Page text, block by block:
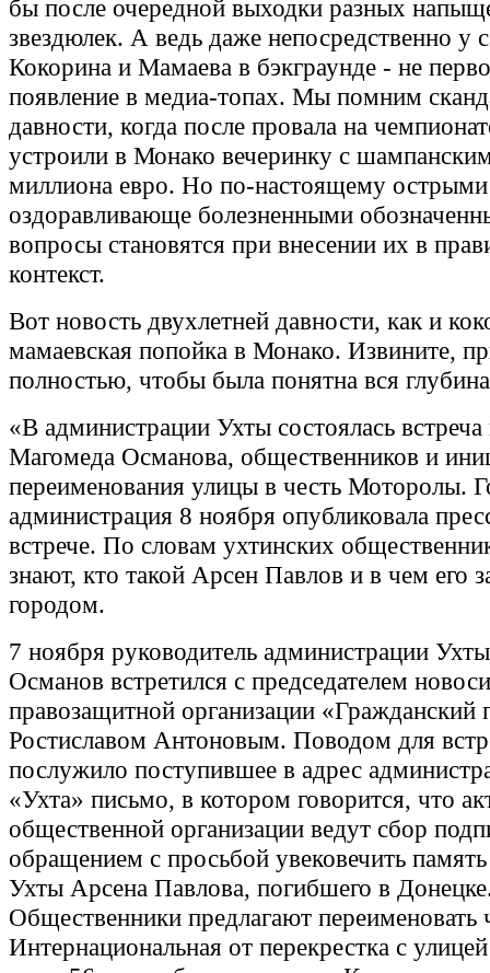
бы после очередной выходки разных
звездюлек. А ведь даже непосредственно у
Кокорина и Мамаева в бэкграунде - не
появление в медиа-топах. Мы помним
давности, когда после провала на
устроили в Монако вечеринку с
миллиона евро. Но по-настоящему
оздоравливающе болезненными
вопросы становятся при внесении их в
контекст.
Вот новость двухлетней давности, как и
мамаевская попойка в Монако. Извините,
полностью, чтобы была понятна вся
«В администрации Ухты состоялась встреча
Магомеда Османова, общественников и
переименования улицы в честь Моторолы.
администрация 8 ноября опубликовала
встрече. По словам ухтинских
знают, кто такой Арсен Павлов и в чем его
городом.
7 ноября руководитель администрации
Османов встретился с председателем
правозащитной организации «Гражданский
Ростиславом Антоновым. Поводом для
послужило поступившее в адрес
«Ухта» письмо, в котором говорится, что
общественной организации ведут сбор
обращением с просьбой увековечить
Ухты Арсена Павлова, погибшего в
Общественники предлагают переименовать
Интернациональная от перекрестка с